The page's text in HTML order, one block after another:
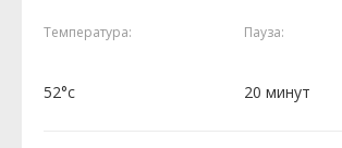
Температура: Пауза:
52°c 20 минут